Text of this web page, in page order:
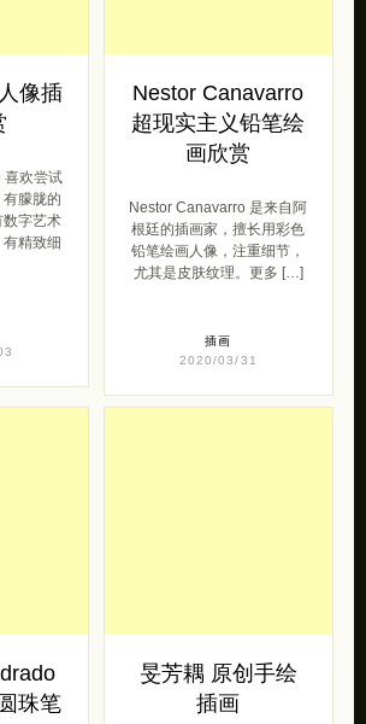
像插
喜欢尝试
朦胧的
字艺术
精致细
Nestor Canavarro
超现实主义铅笔绘
画欣赏
Nestor Canavarro 是来自阿
根廷的插画家，擅长用彩色
铅笔绘画人像，注重细节，
尤其是皮肤纹理。更多 […]
插画
2020/03/31
珠笔
旻芳耦 原创手绘
插画